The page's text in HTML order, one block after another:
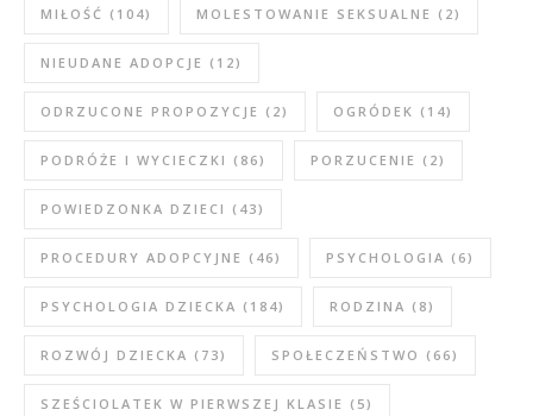
MIŁOŚĆ (104) MOLESTOWANIE SEKSUALNE (2)
NIEUDANE ADOPCJE (12)
ODRZUCONE PROPOZYCJE (2) OGRÓDEK (14)
PODRÓŻE I WYCIECZKI (86) PORZUCENIE (2)
POWIEDZONKA DZIECI (43)
PROCEDURY ADOPCYJNE (46) PSYCHOLOGIA (6)
PSYCHOLOGIA DZIECKA (184) RODZINA (8)
ROZWÓJ DZIECKA (73) SPOŁECZEŃSTWO (66)
SZEŚCIOLATEK W PIERWSZEJ KLASIE (5)